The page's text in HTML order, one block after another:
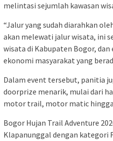
melintasi sejumlah kawasan
“Jalur yang sudah diarahkan
akan melewati jalur wisata, ini
wisata di Kabupaten Bogor,
ekonomi masyarakat yang
Dalam event tersebut, panitia
doorprize menarik, mulai dari
motor trail, motor matic
Bogor Hujan Trail Adventure
Klapanunggal dengan kategori